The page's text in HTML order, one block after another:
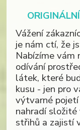
Vážení
je nám ctí, že
Nabízíme vám
odívání
látek, které
kusu - jen pro
výtvarné
nahradí
střihů a zajistí